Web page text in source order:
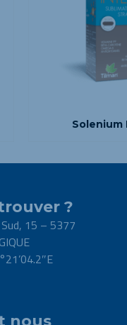
Solenium
?
15 – 5377